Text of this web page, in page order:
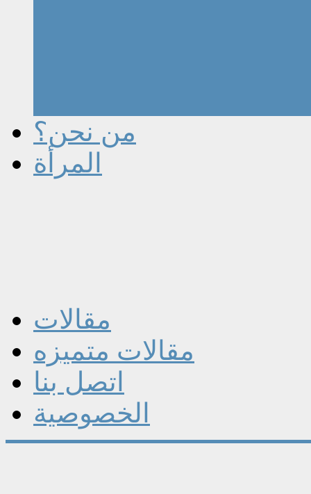
من نحن؟
المرأة
مقالات
مقالات متميزه
اتصل بنا
الخصوصية